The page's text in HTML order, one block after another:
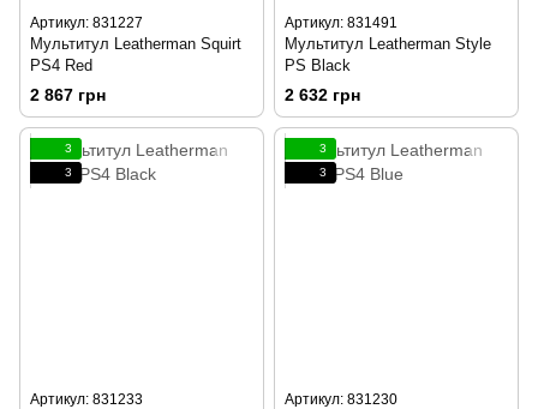
Артикул: 831227
Мультитул Leatherman Squirt
PS4 Red
2 867 грн
Артикул: 831491
Мультитул Leatherman Style
PS Black
2 632 грн
3
3
Артикул: 831233
3
3
Артикул: 831230